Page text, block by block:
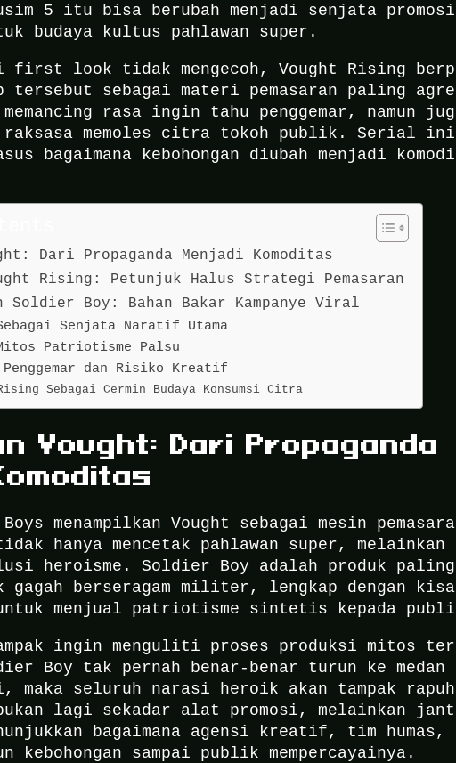
5 itu bisa berubah menjadi senjata
budaya kultus pahlawan super.
first look tidak mengecoh, Vought Rising
tersebut sebagai materi pemasaran paling
rasa ingin tahu penggemar, namun
raksasa memoles citra tokoh publik. Serial
bagaimana kebohongan diubah menjadi
Dari Propaganda Menjadi Komoditas
Rising: Petunjuk Halus Strategi Pemasaran
Soldier Boy: Bahan Bakar Kampanye Viral
Senjata Naratif Utama
Patriotisme Palsu
dan Risiko Kreatif
Sebagai Cermin Budaya Konsumsi Citra
Vought: Dari Propaganda
menampilkan Vought sebagai mesin
hanya mencetak pahlawan super,
heroisme. Soldier Boy adalah produk
gagah berseragam militer, lengkap dengan
menjual patriotisme sintetis kepada
ingin menguliti proses produksi mitos
Boy tak pernah benar-benar turun ke medan
maka seluruh narasi heroik akan tampak
lagi sekadar alat promosi, melainkan
bagaimana agensi kreatif, tim humas,
kebohongan sampai publik mempercayainya.